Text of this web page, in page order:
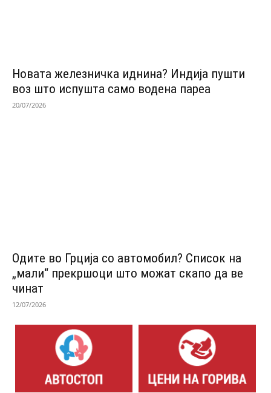
Новата железничка иднина? Индија пушти
воз што испушта само водена пареа
20/07/2026
Одитe во Грција со автомобил? Список на
„мали“ прекршоци што можат скапо да ве
чинат
12/07/2026